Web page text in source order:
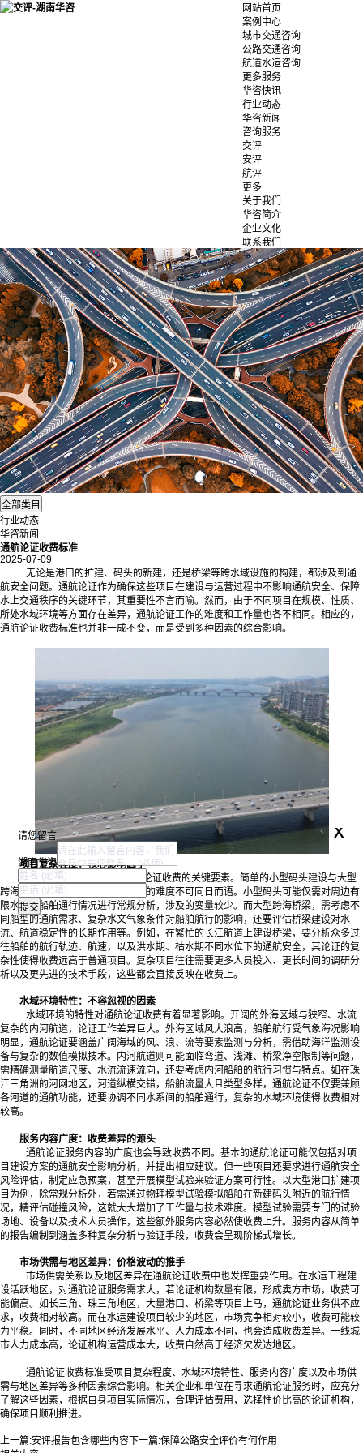
网站首页
案例中心
城市交通咨询
公路交通咨询
航道水运咨询
更多服务
华咨快讯
行业动态
华咨新闻
咨询服务
交评
安评
航评
更多
关于我们
华咨简介
企业文化
联系我们
行业动态
华咨新闻
通航论证收费标准
2025-07-09
无论是港口的扩建、码头的新建，还是桥梁等跨水域设施的构建，都涉及到通
航安全问题。通航论证作为确保这些项目在建设与运营过程中不影响通航安全、保障
水上交通秩序的关键环节，其重要性不言而喻。然而，由于不同项目在规模、性质、
所处水域环境等方面存在差异，通航论证工作的难度和工作量也各不相同。相应的，
通航论证收费标准也并非一成不变，而是受到多种因素的综合影响。
项目复杂程度：核心影响因子
项目的复杂程度是决定通航论证收费的关键要素。简单的小型码头建设与大型
跨海桥梁工程，二者在通航论证上的难度不可同日而语。小型码头可能仅需对周边有
限水域的船舶通行情况进行常规分析，涉及的变量较少。而大型跨海桥梁，需考虑不
同船型的通航需求、复杂水文气象条件对船舶航行的影响，还要评估桥梁建设对水
流、航道稳定性的长期作用等。例如，在繁忙的长江航道上建设桥梁，要分析众多过
往船舶的航行轨迹、航速，以及洪水期、枯水期不同水位下的通航安全，其论证的复
杂性使得收费远高于普通项目。复杂项目往往需要更多人员投入、更长时间的调研分
析以及更先进的技术手段，这些都会直接反映在收费上。
水域环境特性：不容忽视的因素
水域环境的特性对通航论证收费有着显著影响。开阔的外海区域与狭窄、水流
复杂的内河航道，论证工作差异巨大。外海区域风大浪高，船舶航行受气象海况影响
明显，通航论证要涵盖广阔海域的风、浪、流等要素监测与分析，需借助海洋监测设
备与复杂的数值模拟技术。内河航道则可能面临弯道、浅滩、桥梁净空限制等问题，
需精确测量航道尺度、水流流速流向，还要考虑内河船舶的航行习惯与特点。如在珠
江三角洲的河网地区，河道纵横交错，船舶流量大且类型多样，通航论证不仅要兼顾
各河道的通航功能，还要协调不同水系间的船舶通行，复杂的水域环境使得收费相对
较高。
服务内容广度：收费差异的源头
通航论证服务内容的广度也会导致收费不同。基本的通航论证可能仅包括对项
目建设方案的通航安全影响分析，并提出相应建议。但一些项目还要求进行通航安全
风险评估，制定应急预案，甚至开展模型试验来验证方案可行性。以大型港口扩建项
目为例，除常规分析外，若需通过物理模型试验模拟船舶在新建码头附近的航行情
况，精评估碰撞风险，这就大大增加了工作量与技术难度。模型试验需要专门的试验
场地、设备以及技术人员操作，这些额外服务内容必然使收费上升。服务内容从简单
的报告编制到涵盖多种复杂分析与验证手段，收费会呈现阶梯式增长。
市场供需与地区差异：价格波动的推手
市场供需关系以及地区差异在通航论证收费中也发挥重要作用。在水运工程建
设活跃地区，对通航论证服务需求大，若论证机构数量有限，形成卖方市场，收费可
能偏高。如长三角、珠三角地区，大量港口、桥梁等项目上马，通航论证业务供不应
求，收费相对较高。而在水运建设项目较少的地区，市场竞争相对较小，收费可能较
为平稳。同时，不同地区经济发展水平、人力成本不同，也会造成收费差异。一线城
市人力成本高，论证机构运营成本大，收费自然高于经济欠发达地区。
通航论证收费标准受项目复杂程度、水域环境特性、服务内容广度以及市场供
需与地区差异等多种因素综合影响。相关企业和单位在寻求通航论证服务时，应充分
了解这些因素，根据自身项目实际情况，合理评估费用，选择性价比高的论证机构，
确保项目顺利推进。
上一篇:安评报告包含哪些内容 下一篇:保障公路安全评价有何作用
请您留言 x
湖南华咨